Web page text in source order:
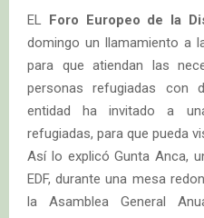
EL Foro Europeo de la
domingo un llamamiento a
para que atiendan las
personas refugiadas con
entidad ha invitado a
refugiadas, para que pueda
Así lo explicó Gunta Anca,
EDF, durante una mesa
la Asamblea General